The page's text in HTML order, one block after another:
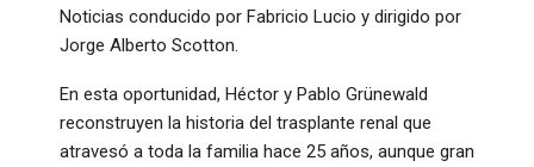
Noticias conducido por Fabricio Lucio y dirigido por
Jorge Alberto Scotton.
En esta oportunidad, Héctor y Pablo Grünewald
reconstruyen la historia del trasplante renal que
atravesó a toda la familia hace 25 años, aunque gran